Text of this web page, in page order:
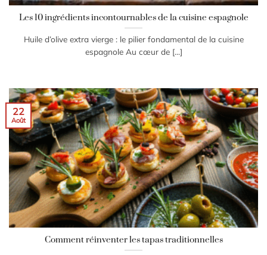
Les 10 ingrédients incontournables de la cuisine espagnole
Huile d’olive extra vierge : le pilier fondamental de la cuisine
espagnole Au cœur de [...]
Comment réinventer les tapas traditionnelles
22
Août